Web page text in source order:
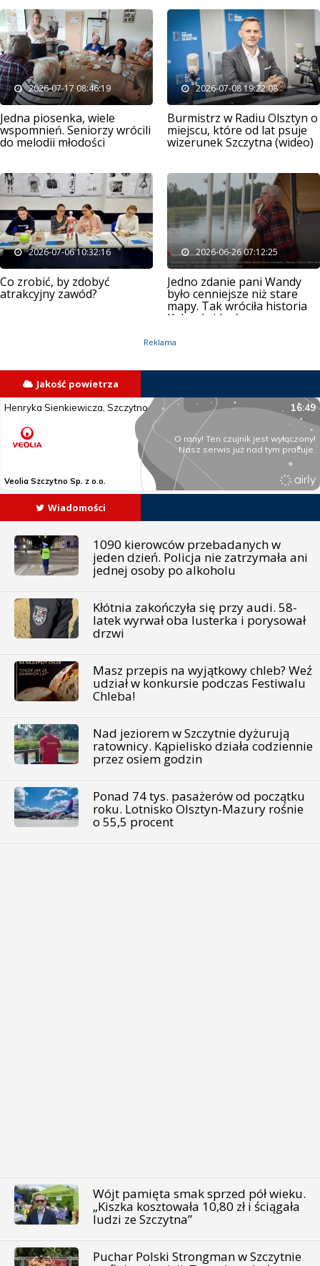
2026-07-17 08:46:19
Jedna piosenka, wiele
wspomnień. Seniorzy wrócili
do melodii młodości
2026-07-08 19:22:08
Burmistrz w Radiu Olsztyn o
miejscu, które od lat psuje
wizerunek Szczytna (wideo)
2026-07-06 10:32:16
Co zrobić, by zdobyć
atrakcyjny zawód?
2026-06-26 07:12:25
Jedno zdanie pani Wandy
było cenniejsze niż stare
mapy. Tak wróciła historia
Kalwy (wideo)
Reklama
Jakość powietrza
Wiadomości
1090 kierowców przebadanych w
jeden dzień. Policja nie zatrzymała ani
jednej osoby po alkoholu
Kłótnia zakończyła się przy audi. 58-
latek wyrwał oba lusterka i porysował
drzwi
Masz przepis na wyjątkowy chleb? Weź
udział w konkursie podczas Festiwalu
Chleba!
Nad jeziorem w Szczytnie dyżurują
ratownicy. Kąpielisko działa codziennie
przez osiem godzin
Ponad 74 tys. pasażerów od początku
roku. Lotnisko Olsztyn-Mazury rośnie
o 55,5 procent
Wójt pamięta smak sprzed pół wieku.
„Kiszka kosztowała 10,80 zł i ściągała
ludzi ze Szczytna”
Puchar Polski Strongman w Szczytnie